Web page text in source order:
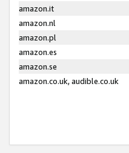
amazon.it
amazon.nl
amazon.pl
amazon.es
amazon.se
amazon.co.uk, audible.co.uk